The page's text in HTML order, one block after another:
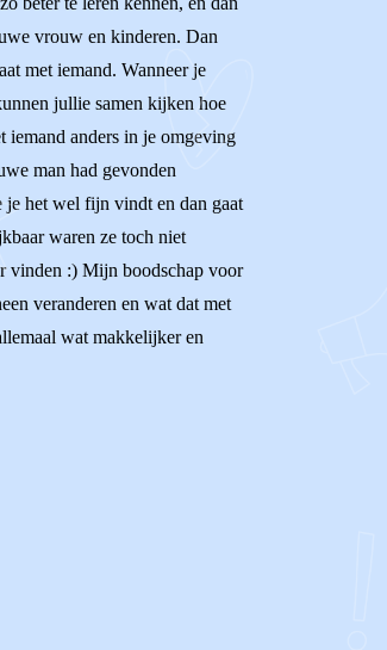
vrouw en kinderen. Dan
met iemand. Wanneer je
jullie samen kijken hoe
iemand anders in je omgeving
man had gevonden
je het wel fijn vindt en dan gaat
waren ze toch niet
vinden :) Mijn boodschap voor
veranderen en wat dat met
wat makkelijker en